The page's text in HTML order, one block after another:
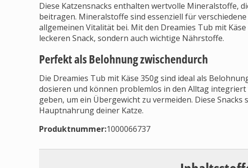
Diese Katzensnacks enthalten wertvolle Mineralstoffe,
beitragen. Mineralstoffe sind essenziell für
allgemeinen Vitalität bei. Mit den Dreamies Tub mit
leckeren Snack, sondern auch wichtige Nährstoffe.
Perfekt als Belohnung zwischendurch
Die Dreamies Tub mit Käse 350g sind ideal als
dosieren und können problemlos in den Alltag integriert
geben, um ein Übergewicht zu vermeiden. Diese
Hauptnahrung deiner Katze.
Produktnummer:1000066737